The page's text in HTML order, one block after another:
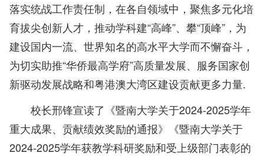
落实统战工作责任制，在各自领域中，聚焦多元化培
育拔尖创新人才，推动学科建“高峰”、攀“顶峰”，为
建设国内一流、世界知名的高水平大学而不懈奋斗，
为切实助推“华侨最高学府”高质量发展、服务国家创
新驱动发展战略和粤港澳大湾区建设贡献更多力量.
校长邢锋宣读了《暨南大学关于2024-2025学年
重大成果、贡献绩效奖励的通报》《暨南大学关于
2024-2025学年获教学科研奖励和受上级部门表彰的